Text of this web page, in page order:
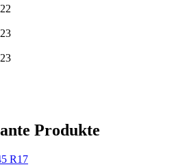
Produkte
R17